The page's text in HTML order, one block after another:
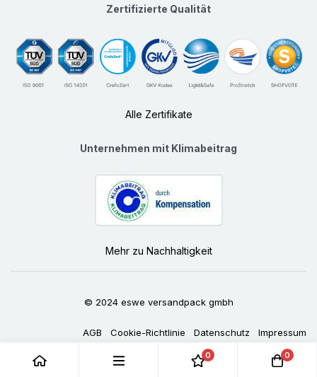
Zertifizierte Qualität
Alle Zertifikate
Unternehmen mit Klimabeitrag
Mehr zu Nachhaltigkeit
© 2024 eswe versandpack gmbh
AGB Cookie-Richtlinie Datenschutz Impressum
0 0